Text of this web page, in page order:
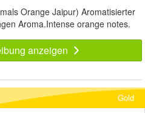
Orange Jaipur) Aromatisierter
Aroma.Intense orange notes.
anzeigen
Gold